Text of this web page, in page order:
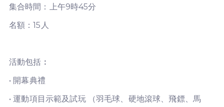
集合時間：上午9時45分
名額：15人
活動包括︰
• 開幕典禮
• 運動項目示範及試玩 （羽毛球、硬地滾球、飛鏢、馬